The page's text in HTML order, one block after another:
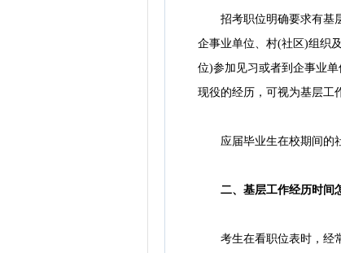
招考职位明确要求有基层
企事业单位、村(社区)组织
位)参加见习或者到企事业
现役的经历，可视为基层工
应届毕业生在校期间的社
二、基层工作经历时间
考生在看职位表时，经常